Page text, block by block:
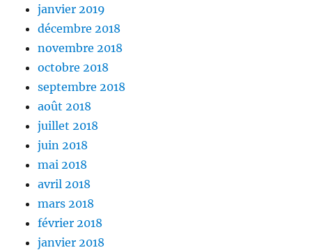
janvier 2019
décembre 2018
novembre 2018
octobre 2018
septembre 2018
août 2018
juillet 2018
juin 2018
mai 2018
avril 2018
mars 2018
février 2018
janvier 2018